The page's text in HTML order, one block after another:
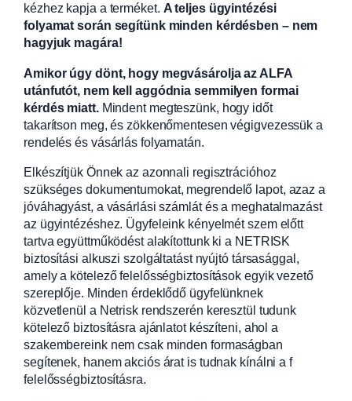
kézhez kapja a terméket. A teljes ügyintézési
folyamat során segítünk minden kérdésben – nem
hagyjuk magára!
Amikor úgy dönt, hogy megvásárolja az ALFA
utánfutót, nem kell aggódnia semmilyen formai
kérdés miatt. Mindent megteszünk, hogy időt
takarítson meg, és zökkenőmentesen végigvezessük a
rendelés és vásárlás folyamatán.
Elkészítjük Önnek az azonnali regisztrációhoz
szükséges dokumentumokat, megrendelő lapot, azaz a
jóváhagyást, a vásárlási számlát és a meghatalmazást
az ügyintézéshez. Ügyfeleink kényelmét szem előtt
tartva együttműködést alakítottunk ki a NETRISK
biztosítási alkuszi szolgáltatást nyújtó társasággal,
amely a kötelező felelősségbiztosítások egyik vezető
szereplője. Minden érdeklődő ügyfelünknek
közvetlenül a Netrisk rendszerén keresztül tudunk
kötelező biztosításra ajánlatot készíteni, ahol a
szakembereink nem csak minden formaságban
segítenek, hanem akciós árat is tudnak kínálni a f
felelősségbiztosításra.